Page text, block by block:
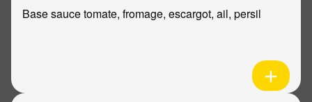
Base sauce tomate, fromage, escargot, ail, persil